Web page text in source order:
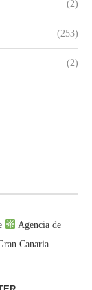
(2)
(253)
(2)
Agencia de
Canaria.